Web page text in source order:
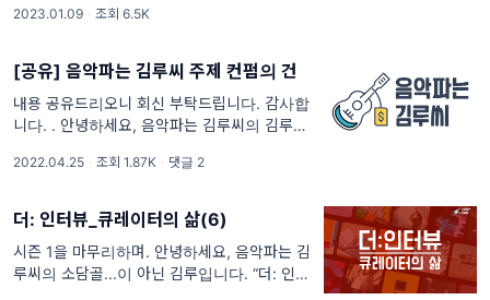
이 멜론을 제치고 대한민국 음악 스트리밍 앱
2023.01.09 · 조회 6.5K
[공유] 음악파는 김루씨 주제 컨펌의 건
내용 공유드리오니 회신 부탁드립니다. 감사합
니다. . 안녕하세요, 음악파는 김루씨의 김루입
들이 많았죠. 저희가 빠르게 추린 것만 해도 메
2022.04.25 · 조회 1.87K · 댓글 2
더: 인터뷰_큐레이터의 삶(6)
시즌 1을 마무리하며. 안녕하세요, 음악파는 김
루씨의 소담골...이 아닌 김루입니다. “더: 인터